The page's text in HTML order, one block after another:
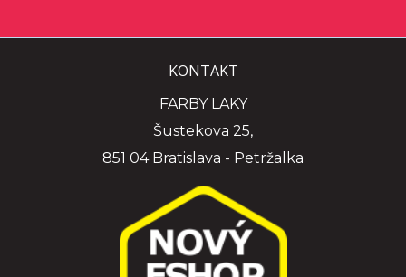
KONTAKT
FARBY LAKY
Šustekova 25,
851 04 Bratislava - Petržalka